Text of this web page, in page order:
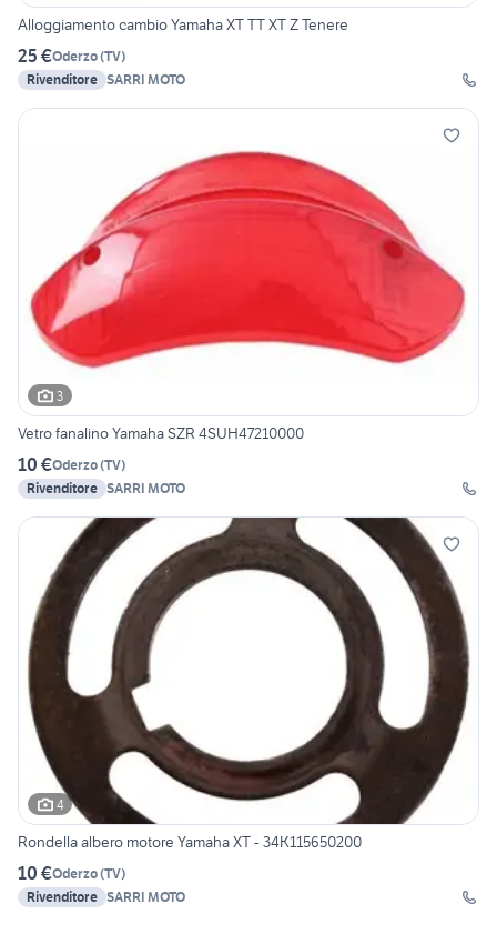
Alloggiamento cambio Yamaha XT TT XT Z Tenere
25 €Oderzo(TV)
Rivenditore SARRI MOTO
3
Vetro fanalino Yamaha SZR 4SUH47210000
10 €Oderzo(TV)
Rivenditore SARRI MOTO
4
Rondella albero motore Yamaha XT - 34K115650200
10 €Oderzo(TV)
Rivenditore SARRI MOTO